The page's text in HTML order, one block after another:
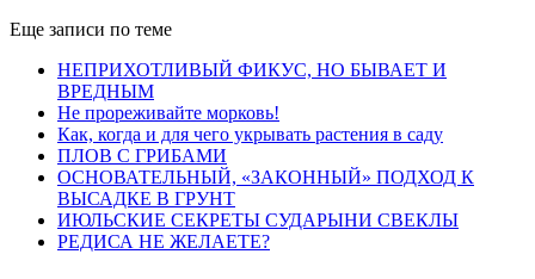
Еще записи по теме
НЕПРИХОТЛИВЫЙ ФИКУС, НО БЫВАЕТ И
ВРЕДНЫМ
Не прореживайте морковь!
Как, когда и для чего укрывать растения в саду
ПЛОВ С ГРИБАМИ
ОСНОВАТЕЛЬНЫЙ, «ЗАКОННЫЙ» ПОДХОД К
ВЫСАДКЕ В ГРУНТ
ИЮЛЬСКИЕ СЕКРЕТЫ СУДАРЫНИ СВЕКЛЫ
РЕДИСА НЕ ЖЕЛАЕТЕ?